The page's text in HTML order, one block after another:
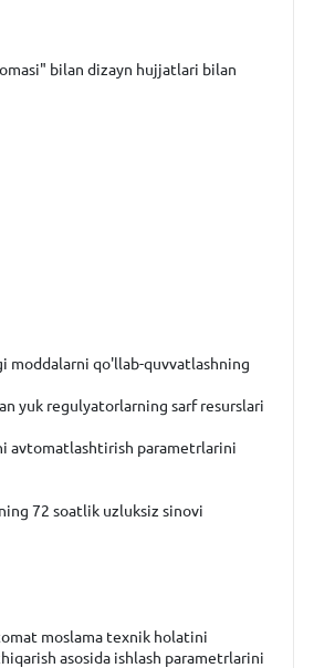
bilan dizayn hujjatlari bilan
moddalarni qo'llab-quvvatlashning
yuk regulyatorlarning sarf resurslari
avtomatlashtirish parametrlarini
72 soatlik uzluksiz sinovi
moslama texnik holatini
asosida ishlash parametrlarini